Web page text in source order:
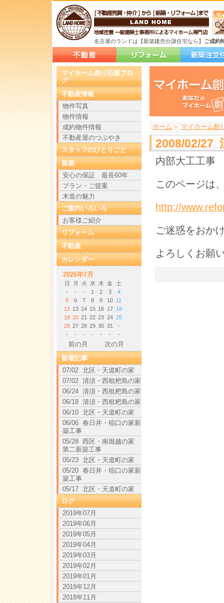
名古屋のランドは【新築建売分譲住宅なら】 ご成約
ホーム
> マイホーム創
>
>
2008/02/27
内部大工工事
このページは
http://
ご迷惑をおか
よろしくお願
マイホーム創り応援ブロ
グ
不動産情報
物件写真
物件情報
成約物件情報
不動産屋のつぶやき
スタッフのひとりごと
新築
安心の保証 最長60年
プラン・ご提案
木造の魅力
ご案内いろいろ
お客様ご紹介
リフォーム
不動産
カレンダー
2026年7月
日 月 火 水 木 金
土
-
- - 1 2 3
4
5
6 7 8 9 10
11
12 13 14 15 16 17
18
19 20 21 22 23 24 25
26 27 28 29 30 31
-
-
- - - - - -
前の月
次の月
新着記事
07/02 北区・天道町の家
07/02 清須・西枇杷島の家
06/24 清須・西枇杷島の家
06/18 清須・西枇杷島の家
06/10 北区・天道町の家
06/06 春日井・稲口の家新
築工事
05/28 西区・南堀越の家
第二新築工事
05/23 北区・天道町の家
05/20 春日井・稲口の家新
築工事
05/17 北区・天道町の家
ログ
2019年07月
2019年06月
2019年05月
2019年04月
2019年03月
2019年02月
2019年01月
2018年12月
2018年11月